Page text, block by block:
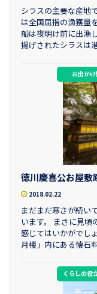
シラスの主要な産地
は全国屈指の漁獲量
船は夜明け前に出漁
揚げされたシラスは
お出か
徳川慶喜公お屋敷
2018.02.22
まだまだ寒さが続い
います。 まさに見頃
感じてはいかがでし
月楼」内にある懐石
くらしの役